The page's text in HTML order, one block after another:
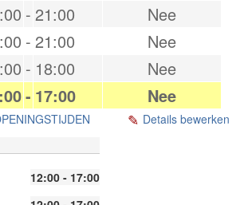
- 21:00
Nee
- 21:00
Nee
- 18:00
Nee
- 17:00 Nee
Details bewerken
12:00 - 17:00